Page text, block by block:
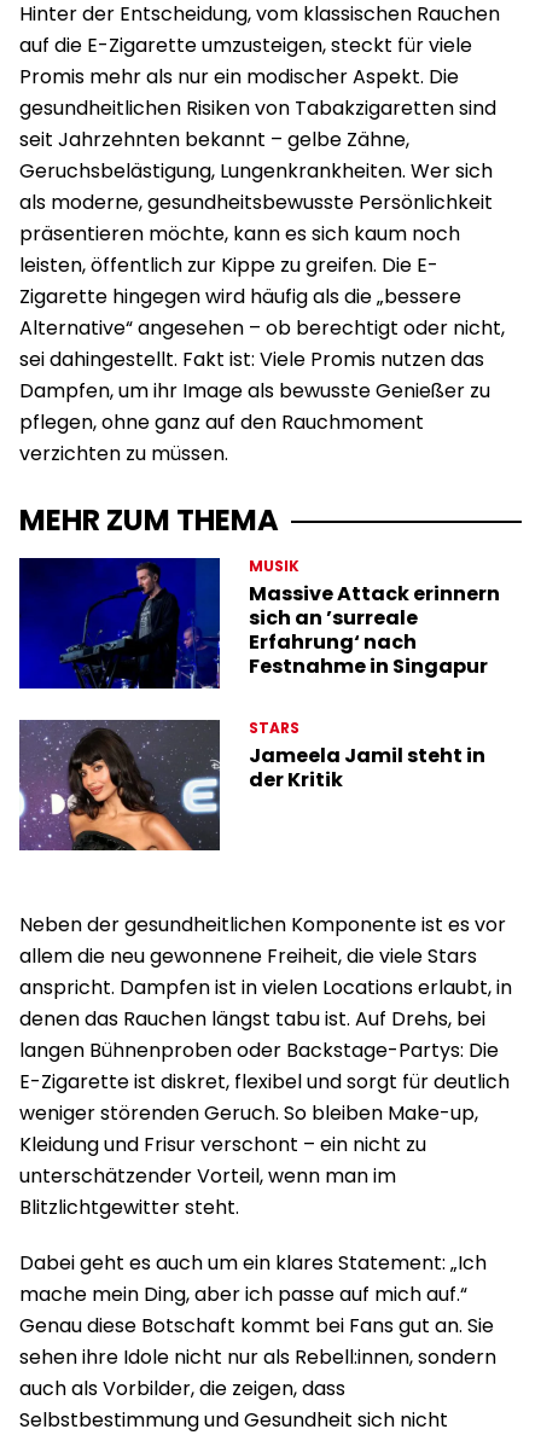
Hinter der Entscheidung, vom klassischen Rauchen
auf die E-Zigarette umzusteigen, steckt für viele
Promis mehr als nur ein modischer Aspekt. Die
gesundheitlichen Risiken von Tabakzigaretten sind
seit Jahrzehnten bekannt – gelbe Zähne,
Geruchsbelästigung, Lungenkrankheiten. Wer sich
als moderne, gesundheitsbewusste Persönlichkeit
präsentieren möchte, kann es sich kaum noch
leisten, öffentlich zur Kippe zu greifen. Die E-
Zigarette hingegen wird häufig als die „bessere
Alternative“ angesehen – ob berechtigt oder nicht,
sei dahingestellt. Fakt ist: Viele Promis nutzen das
Dampfen, um ihr Image als bewusste Genießer zu
pflegen, ohne ganz auf den Rauchmoment
verzichten zu müssen.
MEHR ZUM THEMA
MUSIK
Massive Attack erinnern
sich an ’surreale
Erfahrung‘ nach
Festnahme in Singapur
STARS
Jameela Jamil steht in
der Kritik
Neben der gesundheitlichen Komponente ist es vor
allem die neu gewonnene Freiheit, die viele Stars
anspricht. Dampfen ist in vielen Locations erlaubt, in
denen das Rauchen längst tabu ist. Auf Drehs, bei
langen Bühnenproben oder Backstage-Partys: Die
E-Zigarette ist diskret, flexibel und sorgt für deutlich
weniger störenden Geruch. So bleiben Make-up,
Kleidung und Frisur verschont – ein nicht zu
unterschätzender Vorteil, wenn man im
Blitzlichtgewitter steht.
Dabei geht es auch um ein klares Statement: „Ich
mache mein Ding, aber ich passe auf mich auf.“
Genau diese Botschaft kommt bei Fans gut an. Sie
sehen ihre Idole nicht nur als Rebell:innen, sondern
auch als Vorbilder, die zeigen, dass
Selbstbestimmung und Gesundheit sich nicht